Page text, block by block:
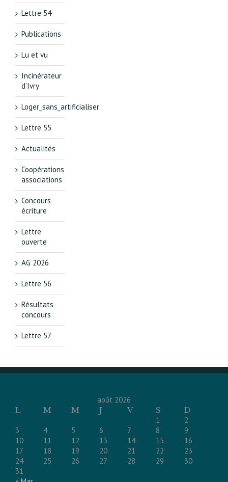
Lettre 54
Publications
Lu et vu
Incinérateur
d’Ivry
Loger_sans_artificialiser
Lettre 55
Actualités
Coopérations
associations
Concours
écriture
Lettre
ouverte
AG 2026
Lettre 56
Résultats
concours
Lettre 57
août 2026
L
M M J V S
D
1
2
3
4 5 6 7 8
9
10
11 12 13 14 15
16
17
18 19 20 21 22
23
24
25 26 27 28 29
30
31